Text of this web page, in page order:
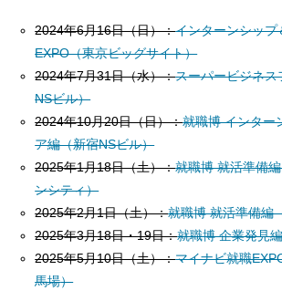
2024年6月16日（日）：インターンシップ
EXPO（東京ビッグサイト）
2024年7月31日（水）：スーパービジネス
NSビル）
2024年10月20日（日）：就職博 インター
ア編（新宿NSビル）
2025年1月18日（土）：就職博 就活準備
ンシティ）
2025年2月1日（土）：就職博 就活準備編
2025年3月18日・19日：就職博 企業発見
2025年5月10日（土）：マイナビ就職
馬場）